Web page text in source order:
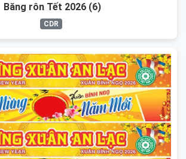
Băng rôn Tết 2026 (6)
CDR